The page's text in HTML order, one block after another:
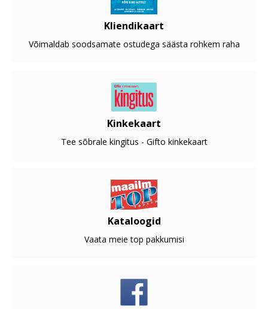
Kliendikaart
Võimaldab soodsamate ostudega säästa rohkem raha
Kinkekaart
Tee sõbrale kingitus - Gifto kinkekaart
Kataloogid
Vaata meie top pakkumisi